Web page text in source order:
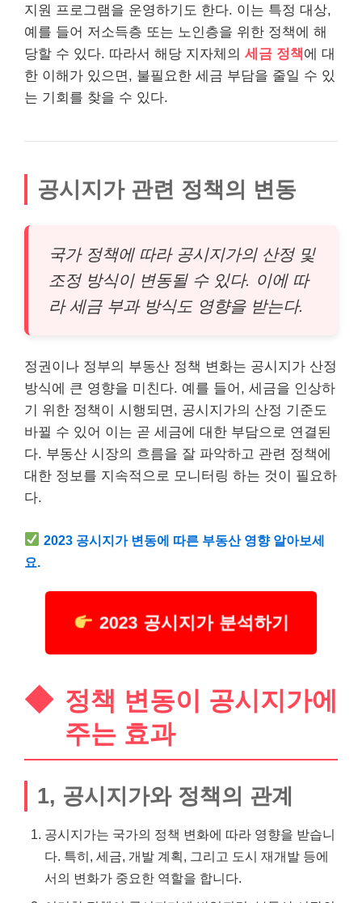
지원 프로그램을 운영하기도 한다. 이는 특정 대상,
예를 들어 저소득층 또는 노인층을 위한 정책에 해
당할 수 있다. 따라서 해당 지자체의 세금 정책에 대
한 이해가 있으면, 불필요한 세금 부담을 줄일 수 있
는 기회를 찾을 수 있다.
공시지가 관련 정책의 변동
국가 정책에 따라 공시지가의 산정 및
조정 방식이 변동될 수 있다. 이에 따
라 세금 부과 방식도 영향을 받는다.
정권이나 정부의 부동산 정책 변화는 공시지가 산정
방식에 큰 영향을 미친다. 예를 들어, 세금을 인상하
기 위한 정책이 시행되면, 공시지가의 산정 기준도
바뀔 수 있어 이는 곧 세금에 대한 부담으로 연결된
다. 부동산 시장의 흐름을 잘 파악하고 관련 정책에
대한 정보를 지속적으로 모니터링 하는 것이 필요하
다.
2023 공시지가 변동에 따른 부동산 영향 알아보세
요.
2023 공시지가 분석하기
정책 변동이 공시지가에
주는 효과
1, 공시지가와 정책의 관계
공시지가는 국가의 정책 변화에 따라 영향을 받습니
다. 특히, 세금, 개발 계획, 그리고 도시 재개발 등에
서의 변화가 중요한 역할을 합니다.